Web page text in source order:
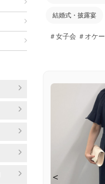
結婚式・披露宴
＃女子会 ＃オケ
＜
＜
＜
＜